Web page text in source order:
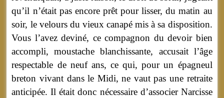
qu’il n’était pas encore prêt pour lisser, du matin au
soir, le velours du vieux canapé mis à sa disposition.
Vous l’avez deviné, ce compagnon du devoir bien
accompli, moustache blanchissante, accusait l’âge
respectable de neuf ans, ce qui, pour un épagneul
breton vivant dans le Midi, ne vaut pas une retraite
anticipée. Il était donc nécessaire d’associer Narcisse